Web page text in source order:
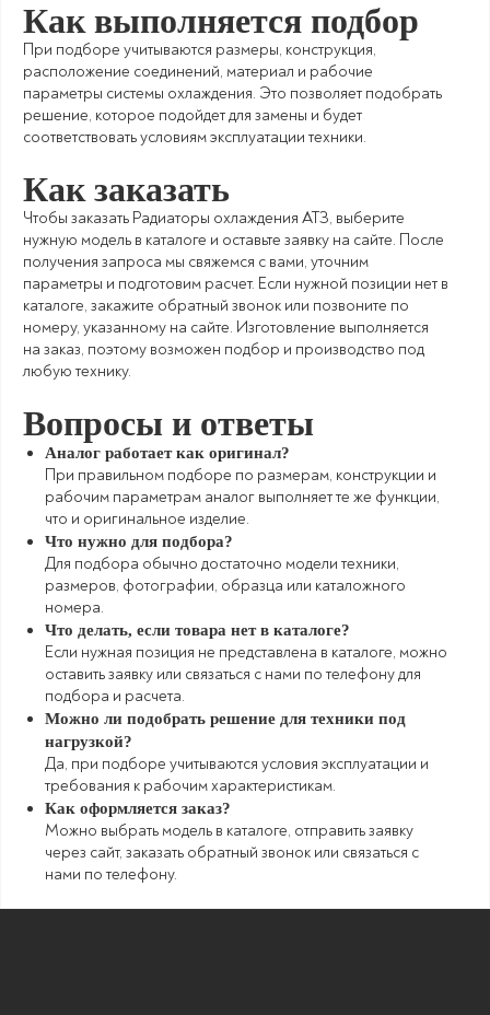
Как выполняется подбор
При подборе учитываются размеры, конструкция,
расположение соединений, материал и рабочие
параметры системы охлаждения. Это позволяет подобрать
решение, которое подойдет для замены и будет
соответствовать условиям эксплуатации техники.
Как заказать
Чтобы заказать Радиаторы охлаждения АТЗ, выберите
нужную модель в каталоге и оставьте заявку на сайте. После
получения запроса мы свяжемся с вами, уточним
параметры и подготовим расчет. Если нужной позиции нет в
каталоге, закажите обратный звонок или позвоните по
номеру, указанному на сайте. Изготовление выполняется
на заказ, поэтому возможен подбор и производство под
любую технику.
Вопросы и ответы
Аналог работает как оригинал?
При правильном подборе по размерам, конструкции и
рабочим параметрам аналог выполняет те же функции,
что и оригинальное изделие.
Что нужно для подбора?
Для подбора обычно достаточно модели техники,
размеров, фотографии, образца или каталожного
номера.
Что делать, если товара нет в каталоге?
Если нужная позиция не представлена в каталоге, можно
оставить заявку или связаться с нами по телефону для
подбора и расчета.
Можно ли подобрать решение для техники под
нагрузкой?
Да, при подборе учитываются условия эксплуатации и
требования к рабочим характеристикам.
Как оформляется заказ?
Можно выбрать модель в каталоге, отправить заявку
через сайт, заказать обратный звонок или связаться с
нами по телефону.